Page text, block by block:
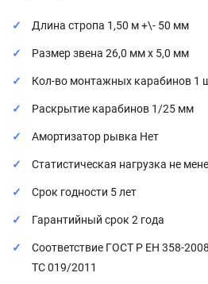
Длина стропа 1,50 м +\- 50 мм
Размер звена 26,0 мм х 5,0 мм
Кол-во монтажных карабинов 1
Раскрытие карабинов 1/25 мм
Амортизатор рывка Нет
Статистическая нагрузка не
Срок годности 5 лет
Гарантийный срок 2 года
Соответствие ГОСТ Р ЕН 358-
ТС 019/2011